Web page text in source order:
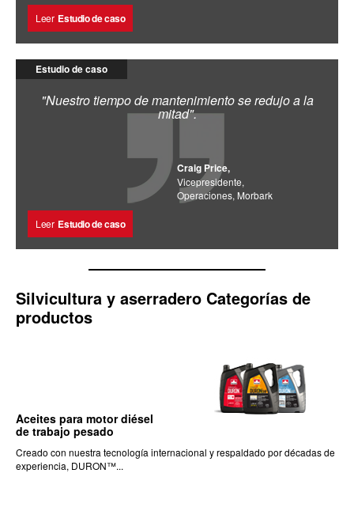
Leer Estudio de caso
Estudio de caso
"Nuestro tiempo de mantenimiento se redujo a la
mitad".
Craig Price,
Vicepresidente,
Operaciones, Morbark
Leer Estudio de caso
Silvicultura y aserradero Categorías de
productos
Aceites para motor diésel
de trabajo pesado
Creado con nuestra tecnología internacional y respaldado por décadas de
experiencia, DURON™...